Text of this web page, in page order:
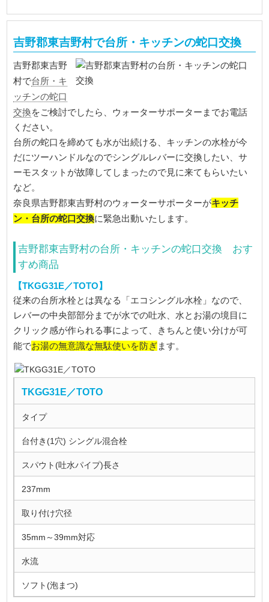
吉野郡東吉野村で台所・キッチンの蛇口交換
吉野郡東吉野
村で台所・キ
ッチンの蛇口
交換をご検討でしたら、ウォーターサポーターまでお電話
ください。
台所の蛇口を締めても水が出続ける、キッチンの水栓が今
だにツーハンドルなのでシングルレバーに交換したい、サ
ーモスタットが故障してしまったので見に来てもらいたい
など。
奈良県吉野郡東吉野村のウォーターサポーターがキッチ
ン・台所の蛇口交換に緊急出動いたします。
吉野郡東吉野村の台所・キッチンの蛇口交換 おす
すめ商品
【TKGG31E／TOTO】
従来の台所水栓とは異なる「エコシングル水栓」なので、
レバーの中央部部分までが水での吐水、水とお湯の境目に
クリック感が作られる事によって、きちんと使い分けが可
能でお湯の無意識な無駄使いを防ぎます。
TKGG31E／TOTO
タイプ
台付き(1穴) シングル混合栓
スパウト(吐水パイプ)長さ
237mm
取り付け穴径
35mm～39mm対応
水流
ソフト(泡まつ)